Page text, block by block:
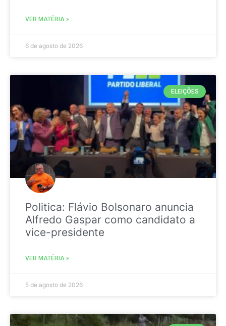
VER MATÉRIA »
6 de agosto de 2026
ELEIÇÕES
Politica: Flávio Bolsonaro anuncia
Alfredo Gaspar como candidato a
vice-presidente
VER MATÉRIA »
5 de agosto de 2026